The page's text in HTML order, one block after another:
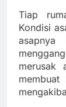
Tiap
Kondisi
merusak